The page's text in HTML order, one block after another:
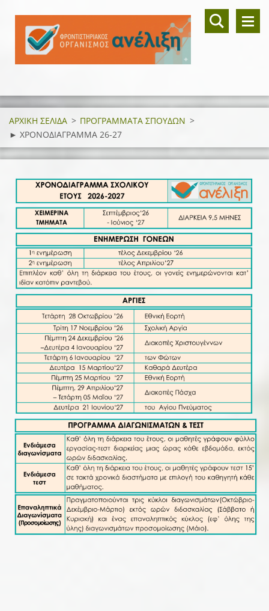
ΑΡΧΙΚΗ ΣΕΛΙΔΑ > ΠΡΟΓΡΑΜΜΑΤΑ ΣΠΟΥΔΩΝ >
► ΧΡΟΝΟΔΙΑΓΡΑΜΜΑ 26-27